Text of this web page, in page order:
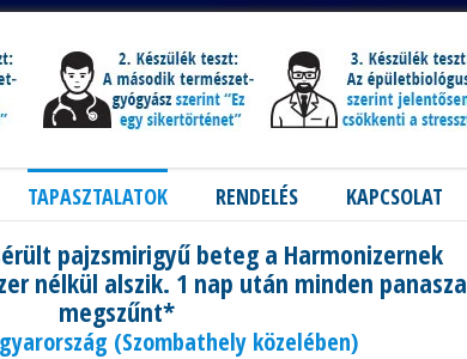
TAPASZTALATOK RENDELÉS KAPCSOLAT
pajzsmirigyű beteg a Harmonizernek
nélkül alszik. 1 nap után minden panasza
megszűnt*
(Szombathely közelében)